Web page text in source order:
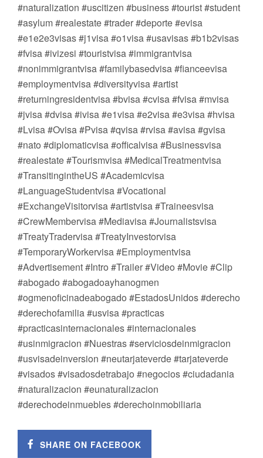
#naturalization #uscitizen #business #tourist #student
#asylum #realestate #trader #deporte #evisa
#e1e2e3visas #j1visa #o1visa #usavisas #b1b2visas
#fvisa #ivizesi #touristvisa #immigrantvisa
#nonimmigrantvisa #familybasedvisa #fianceevisa
#employmentvisa #diversityvisa #artist
#returningresidentvisa #bvisa #cvisa #fvisa #mvisa
#jvisa #dvisa #ivisa #e1visa #e2visa #e3visa #hvisa
#Lvisa #Ovisa #Pvisa #qvisa #rvisa #avisa #gvisa
#nato #diplomaticvisa #officalvisa #Businessvisa
#realestate #Tourismvisa #MedicalTreatmentvisa
#TransitingintheUS #Academicvisa
#LanguageStudentvisa #Vocational
#ExchangeVisitorvisa #artistvisa #Traineesvisa
#CrewMembervisa #Mediavisa #Journalistsvisa
#TreatyTradervisa #TreatyInvestorvisa
#TemporaryWorkervisa #Employmentvisa
#Advertisement #Intro #Trailer #Video #Movie #Clip
#abogado #abogadoayhanogmen
#ogmenoficinadeabogado #EstadosUnidos #derecho
#derechofamilia #usvisa #practicas
#practicasinternacionales #internacionales
#usinmigracion #Nuestras #serviciosdeinmigracion
#usvisadeinversion #neutarjateverde #tarjateverde
#visados #visadosdetrabajo #negocios #ciudadania
#naturalizacion #eunaturalizacion
#derechodeinmuebles #derechoinmobiliaria
SHARE ON FACEBOOK